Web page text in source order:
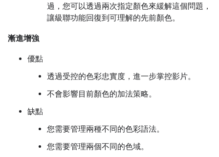
過，您可以透過兩次指定顏色來緩解這個問題，
讓級聯功能回復到可理解的先前顏色。
漸進增強
優點
透過受控的色彩忠實度，進一步掌控影片。
不會影響目前顏色的加法策略。
缺點
您需要管理兩種不同的色彩語法。
您需要管理兩個不同的色域。